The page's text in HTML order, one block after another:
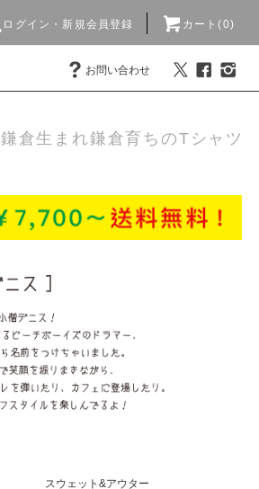
ログイン・新規会員登録 カート(0)
お問い合わせ
鎌倉生まれ鎌倉育ちのTシャツ
スウェット&アウター